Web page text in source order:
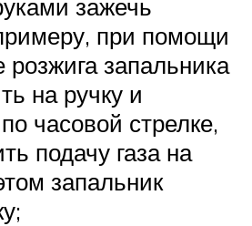
зажечь
при помощи
розжига запальника
на ручку и
часовой стрелке,
подачу газа на
запальник